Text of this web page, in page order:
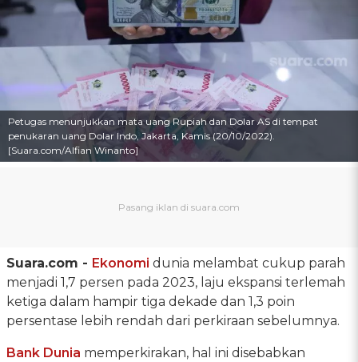
Petugas menunjukkan mata uang Rupiah dan Dolar AS di tempat
penukaran uang Dolar Indo, Jakarta, Kamis (20/10/2022).
[Suara.com/Alfian Winanto]
Suara.com - Ekonomi dunia melambat cukup parah
menjadi 1,7 persen pada 2023, laju ekspansi terlemah
ketiga dalam hampir tiga dekade dan 1,3 poin
persentase lebih rendah dari perkiraan sebelumnya.
Bank Dunia memperkirakan, hal ini disebabkan